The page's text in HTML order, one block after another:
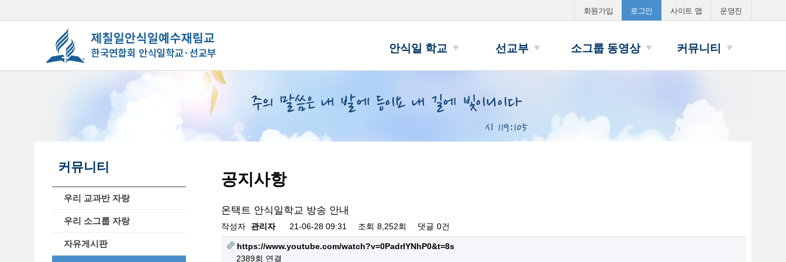
회원가입 로그인 사이트 맵 운영진
안식일 학교 선교부 소그룹 동영상 커뮤니티
공지사항
온택트 안식일학교 방송 안내
작성자 관리자 21-06-28 09:31 조회 8,252회 댓글 0건
https://www.youtube.com/watch?v=0PadrIYNhP0&t=8s
2389회 연결
커뮤니티
우리 교과반 자랑
우리 소그룹 자랑
자유게시판